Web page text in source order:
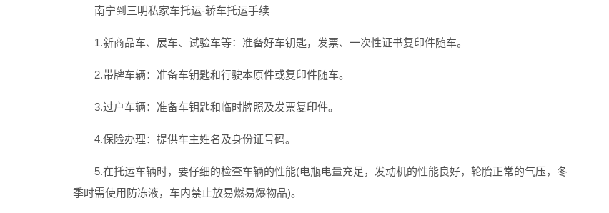
南宁到三明私家车托运-轿车托运手续
1.新商品车、展车、试验车等：准备好车钥匙，发票、一次性证书复印件随车。
2.带牌车辆：准备车钥匙和行驶本原件或复印件随车。
3.过户车辆：准备车钥匙和临时牌照及发票复印件。
4.保险办理：提供车主姓名及身份证号码。
5.在托运车辆时，要仔细的检查车辆的性能(电瓶电量充足，发动机的性能良好，轮胎正常的气压，冬
季时需使用防冻液，车内禁止放易燃易爆物品)。